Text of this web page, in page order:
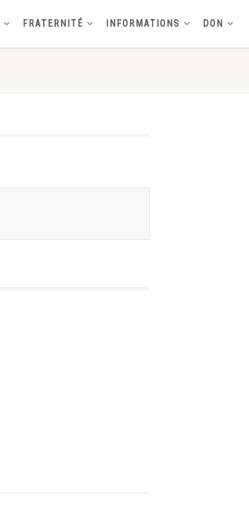
FRATERNITÉ INFORMATIONS DON